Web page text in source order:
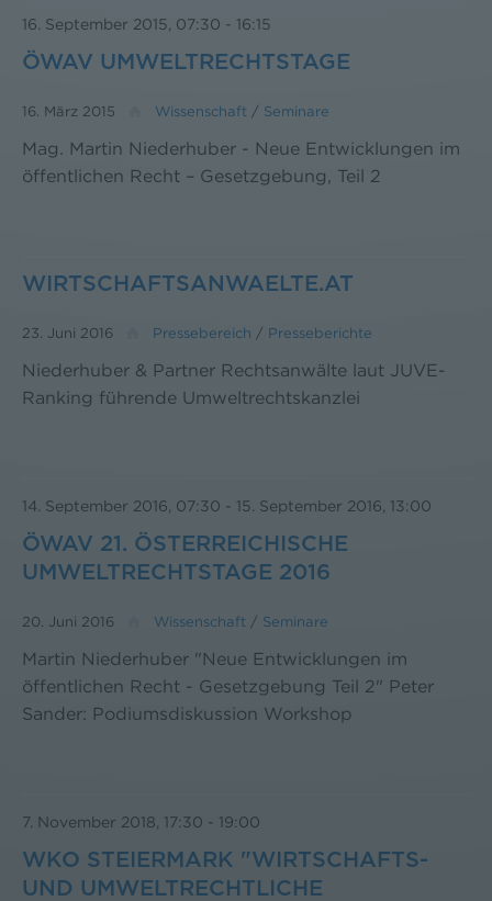
16. September 2015, 07:30 - 16:15
ÖWAV UMWELTRECHTSTAGE
16. März 2015 Wissenschaft / Seminare
Mag. Martin Niederhuber - Neue Entwicklungen im
öffentlichen Recht – Gesetzgebung, Teil 2
WIRTSCHAFTSANWAELTE.AT
23. Juni 2016 Pressebereich / Presseberichte
Niederhuber & Partner Rechtsanwälte laut JUVE-
Ranking führende Umweltrechtskanzlei
14. September 2016, 07:30 - 15. September 2016, 13:00
ÖWAV 21. ÖSTERREICHISCHE
UMWELTRECHTSTAGE 2016
20. Juni 2016 Wissenschaft / Seminare
Martin Niederhuber "Neue Entwicklungen im
öffentlichen Recht - Gesetzgebung Teil 2" Peter
Sander: Podiumsdiskussion Workshop
7. November 2018, 17:30 - 19:00
WKO STEIERMARK "WIRTSCHAFTS-
UND UMWELTRECHTLICHE